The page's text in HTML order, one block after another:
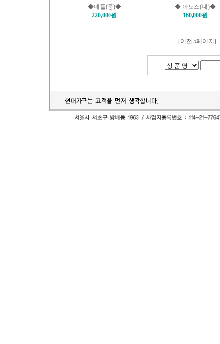
◆매플(중)◆
220,000원
◆ 아모스(대)◆
160,000원
[이전 5페이지]